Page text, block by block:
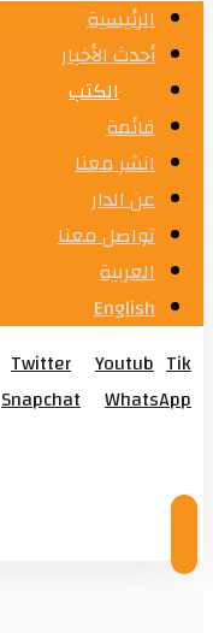
الرئيسية
أحدث الأخبار
الكتب
قائمة
انشر معنا
عن الدار
تواصل معنا
العربية
English
Twitter Youtub Tik
Snapchat
WhatsApp